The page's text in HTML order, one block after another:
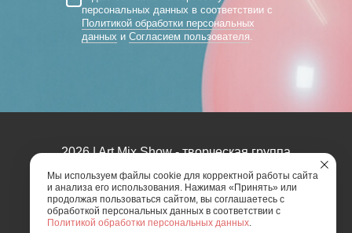
персональных данных в соответствии с
Политикой обработки персональных
данных и Согласием пользователя.
2026 | Art Mix Show - творческая группа
Карта сайта
Политика конфиденциальности
Согласие пользователя сайта на обработку
персональных данных
Мы используем файлы cookie для корректной работы сайта
и анализа его использования. Нажимая «Принять» или
продолжая пользоваться сайтом, вы соглашаетесь с
обработкой персональных данных в соответствии с
Политикой обработки персональных данных.